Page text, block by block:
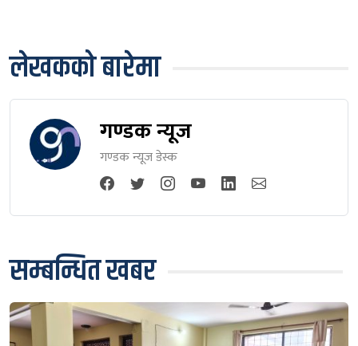
लेखकको बारेमा
गण्डक न्यूज
गण्डक न्यूज डेस्क
सम्बन्धित खबर